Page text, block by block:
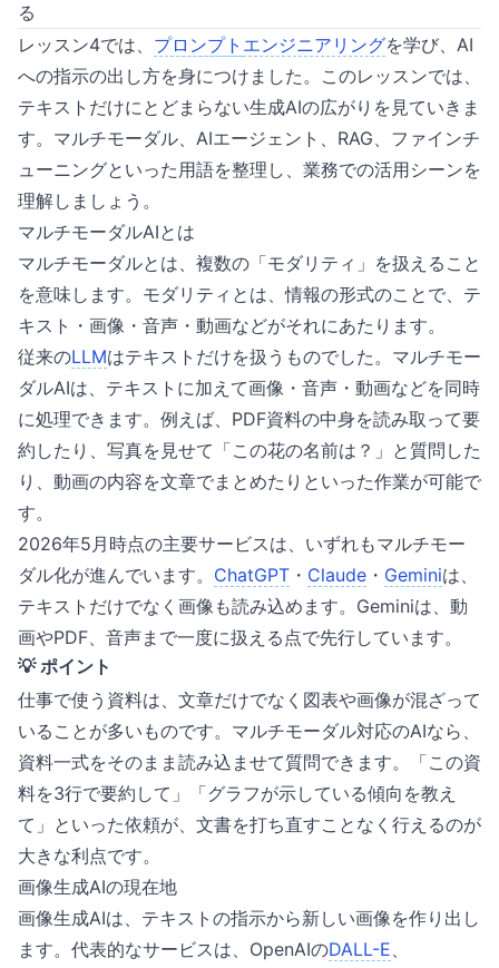
る
レッスン4では、 プロンプト エンジニアリングを学び、AI
への指示の出し方を身につけました。このレッスンでは、
テキストだけにとどまらない生成AIの広がりを見ていきま
す。マルチモーダル、AIエージェント、RAG、ファインチ
ューニングといった用語を整理し、業務での活用シーンを
理解しましょう。
マルチモーダルAIとは
マルチモーダルとは、複数の「モダリティ」を扱えること
を意味します。モダリティとは、情報の形式のことで、テ
キスト・画像・音声・動画などがそれにあたります。
従来のLLMはテキストだけを扱うものでした。マルチモー
ダルAIは、テキストに加えて画像・音声・動画などを同時
に処理できます。例えば、PDF資料の中身を読み取って要
約したり、写真を見せて「この花の名前は？」と質問した
り、動画の内容を文章でまとめたりといった作業が可能で
す。
2026年5月時点の主要サービスは、いずれもマルチモー
ダル化が進んでいます。 ChatGPT ・ Claude ・ Geminiは、
テキストだけでなく画像も読み込めます。Geminiは、動
画やPDF、音声まで一度に扱える点で先行しています。
💡 ポイント
仕事で使う資料は、文章だけでなく図表や画像が混ざって
いることが多いものです。マルチモーダル対応のAIなら、
資料一式をそのまま読み込ませて質問できます。「この資
料を3行で要約して」「グラフが示している傾向を教え
て」といった依頼が、文書を打ち直すことなく行えるのが
大きな利点です。
画像生成AIの現在地
画像生成AIは、テキストの指示から新しい画像を作り出し
ます。代表的なサービスは、OpenAIのDALL-E、